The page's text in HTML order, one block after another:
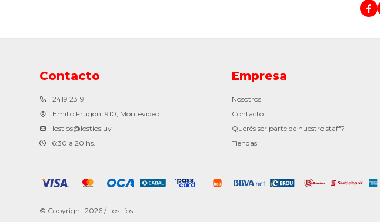

Contacto
2419 2319
Emilio Frugoni 910, Montevideo
lostios@lostios.uy
6:30 a 20 hs.
Empresa
Nosotros
Contacto
Querés ser parte de nuestro staff?
Tiendas
© Copyright 2026 / Los tíos